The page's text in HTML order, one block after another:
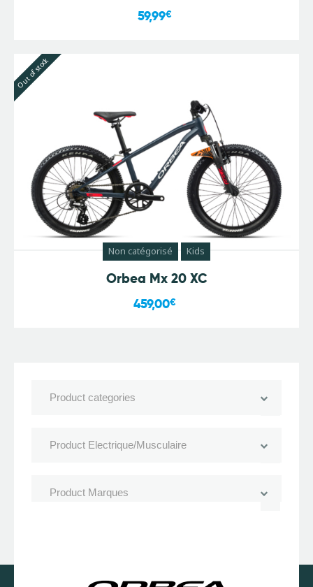
59,99€
Out of stock
Non catégorisé Kids
Orbea Mx 20 XC
459,00€